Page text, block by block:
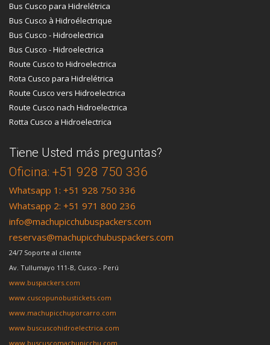
Bus Cusco para Hidrelétrica
Bus Cusco à Hidroélectrique
Bus Cusco - Hidroelectrica
Bus Cusco - Hidroelectrica
Route Cusco to Hidroelectrica
Rota Cusco para Hidrelétrica
Route Cusco vers Hidroelectrica
Route Cusco nach Hidroelectrica
Rotta Cusco a Hidroelectrica
Tiene Usted más preguntas?
Oficina: +51 928 750 336
Whatsapp 1: +51 928 750 336
Whatsapp 2: +51 971 800 236
info@machupicchubuspackers.com
reservas@machupicchubuspackers.com
24/7 Soporte al cliente
Av. Tullumayo 111-B, Cusco - Perú
www.buspackers.com
www.cuscopunobustickets.com
www.machupicchuporcarro.com
www.buscuscohidroelectrica.com
www.buscuscomachupicchu.com